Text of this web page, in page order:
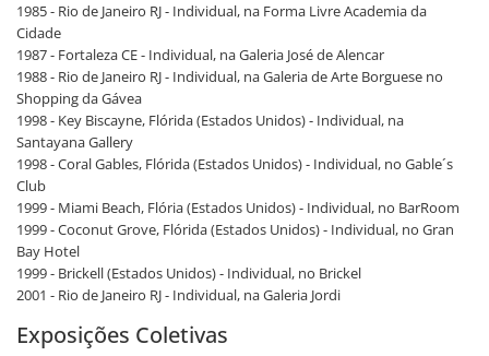
1985 - Rio de Janeiro RJ - Individual, na Forma Livre Academia da
Cidade
1987 - Fortaleza CE - Individual, na Galeria José de Alencar
1988 - Rio de Janeiro RJ - Individual, na Galeria de Arte Borguese no
Shopping da Gávea
1998 - Key Biscayne, Flórida (Estados Unidos) - Individual, na
Santayana Gallery
1998 - Coral Gables, Flórida (Estados Unidos) - Individual, no Gable´s
Club
1999 - Miami Beach, Flória (Estados Unidos) - Individual, no BarRoom
1999 - Coconut Grove, Flórida (Estados Unidos) - Individual, no Gran
Bay Hotel
1999 - Brickell (Estados Unidos) - Individual, no Brickel
2001 - Rio de Janeiro RJ - Individual, na Galeria Jordi
Exposições Coletivas